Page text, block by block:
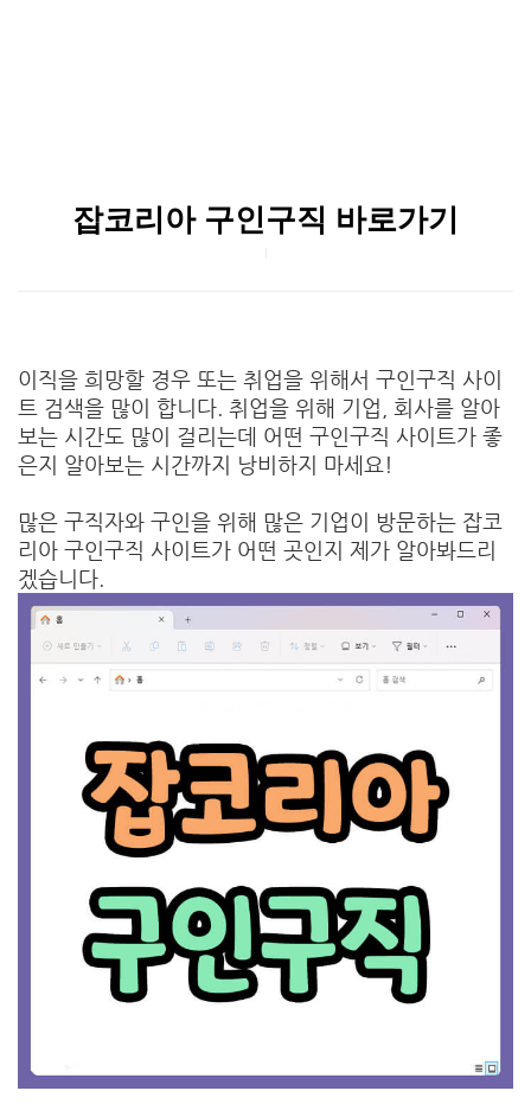
잡코리아 구인구직 바로가기
이직을 희망할 경우 또는 취업을 위해서 구인구직 사이
트 검색을 많이 합니다. 취업을 위해 기업, 회사를 알아
보는 시간도 많이 걸리는데 어떤 구인구직 사이트가 좋
은지 알아보는 시간까지 낭비하지 마세요!
많은 구직자와 구인을 위해 많은 기업이 방문하는 잡코
리아 구인구직 사이트가 어떤 곳인지 제가 알아봐드리
겠습니다.